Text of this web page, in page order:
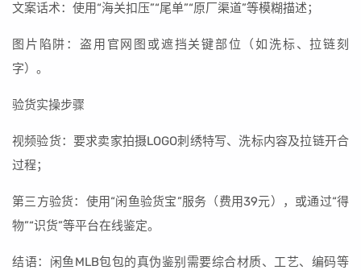
文案话术：使用“海关扣压”“尾单”“原厂渠道”等模糊描述；
图片陷阱：盗用官网图或遮挡关键部位（如洗标、拉链刻
字）。
验货实操步骤
视频验货：要求卖家拍摄LOGO刺绣特写、洗标内容及拉链开合
过程；
第三方验货：使用“闲鱼验货宝”服务（费用39元），或通过“得
物”“识货”等平台在线鉴定。
结语：闲鱼MLB包包的真伪鉴别需要综合材质、工艺、编码等